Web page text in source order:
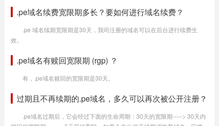
.pe域名续费宽限期多长？要如何进行域名续费？
.pe 域名续期宽限期是30天，我司注册的域名可以在后台进行续费生
效。
.pe域名有赎回宽限期 (rgp) ？
有，.pe域名赎回的宽限期是30天。
过期且不再续期的.pe域名，多久可以再次被公开注册？
.pe域名过期后，它会经过下面的生命周期：30天的宽限期-----> 30天内